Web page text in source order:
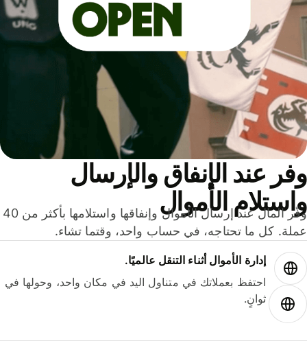
عند الإنفاق والإرسال
الأموال
وفّر المال عند إرسال الأموال وإنفاقها واستلامها بأكثر من 40
كل ما تحتاجه، في حساب واحد، وقتما تشاء.
إدارة الأموال أثناء التنقل عالميًا.
احتفظ بعملاتك في متناول اليد في مكان واحد، وحولها في
ثوانٍ.